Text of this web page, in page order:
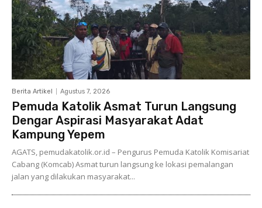
Berita Artikel Agustus 7, 2026
Pemuda Katolik Asmat Turun Langsung
Dengar Aspirasi Masyarakat Adat
Kampung Yepem
AGATS, pemudakatolik.or.id – Pengurus Pemuda Katolik Komisariat
Cabang (Komcab) Asmat turun langsung ke lokasi pemalangan
jalan yang dilakukan masyarakat...